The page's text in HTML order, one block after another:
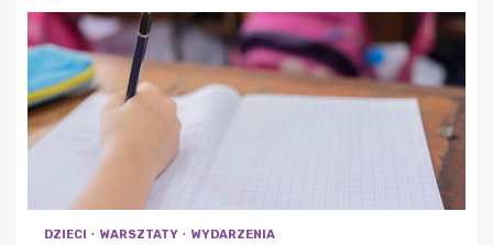
DZIECI WARSZTATY WYDARZENIA